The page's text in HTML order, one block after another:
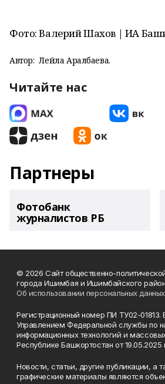
Фото: Валерий Шахов | ИА
Автор: Лейла Аралбаева.
Читайте нас
Партнеры
Фотобанк
журналистов РБ
© 2026 Сайт общественно-
города Ишимбая и Ишимбайского
Об использовании персональных данных
Регистрационный номер ПИ ТУ02-01813.
Управлением Федеральной службы по
информационных технологий и
Республике Башкортостан от 19.05.2025
Новости, статьи, другие публикации, а
графические материалы являются